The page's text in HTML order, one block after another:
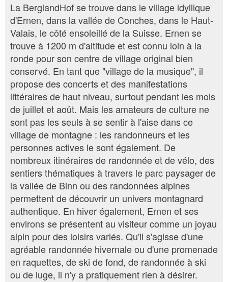
La BerglandHof se trouve dans le village idyllique
d'Ernen, dans la vallée de Conches, dans le Haut-
Valais, le côté ensoleillé de la Suisse. Ernen se
trouve à 1200 m d'altitude et est connu loin à la
ronde pour son centre de village original bien
conservé. En tant que "village de la musique", il
propose des concerts et des manifestations
littéraires de haut niveau, surtout pendant les mois
de juillet et août. Mais les amateurs de culture ne
sont pas les seuls à se sentir à l'aise dans ce
village de montagne : les randonneurs et les
personnes actives le sont également. De
nombreux itinéraires de randonnée et de vélo, des
sentiers thématiques à travers le parc paysager de
la vallée de Binn ou des randonnées alpines
permettent de découvrir un univers montagnard
authentique. En hiver également, Ernen et ses
environs se présentent au visiteur comme un joyau
alpin pour des loisirs variés. Qu'il s'agisse d'une
agréable randonnée hivernale ou d'une promenade
en raquettes, de ski de fond, de randonnée à ski
ou de luge, il n'y a pratiquement rien à désirer.